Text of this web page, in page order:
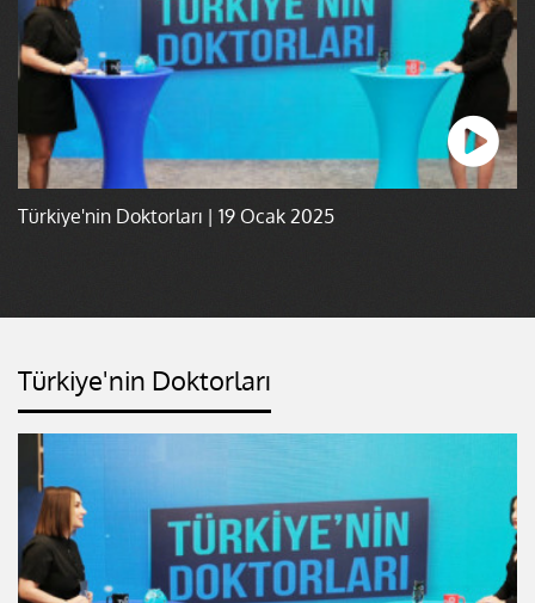
Türkiye'nin Doktorları | 19 Ocak 2025
Türkiye'nin Doktorları